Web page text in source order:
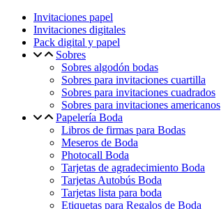
Invitaciones papel
Invitaciones digitales
Pack digital y papel
Sobres
Sobres algodón bodas
Sobres para invitaciones cuartilla
Sobres para invitaciones cuadrados
Sobres para invitaciones americanos
Papelería Boda
Libros de firmas para Bodas
Meseros de Boda
Photocall Boda
Tarjetas de agradecimiento Boda
Tarjetas Autobús Boda
Tarjetas lista para boda
Etiquetas para Regalos de Boda